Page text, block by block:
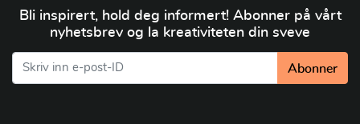
Bli inspirert, hold deg informert! Abonner på vårt
nyhetsbrev og la kreativiteten din sveve
Abonner